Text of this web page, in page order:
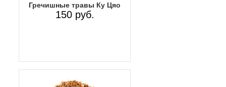
Гречишные травы Ку Цяо
150 руб.